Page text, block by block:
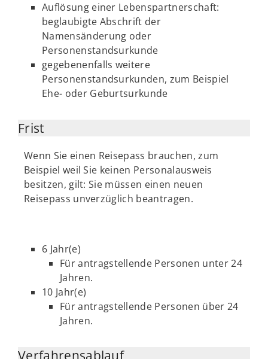
Auflösung einer Lebenspartnerschaft:
beglaubigte Abschrift der
Namensänderung oder
Personenstandsurkunde
gegebenenfalls weitere
Personenstandsurkunden, zum Beispiel
Ehe- oder Geburtsurkunde
Frist
Wenn Sie einen Reisepass brauchen, zum
Beispiel weil Sie keinen Personalausweis
besitzen, gilt: Sie müssen einen neuen
Reisepass unverzüglich beantragen.
6 Jahr(e)
Für antragstellende Personen unter 24
Jahren.
10 Jahr(e)
Für antragstellende Personen über 24
Jahren.
Verfahrensablauf